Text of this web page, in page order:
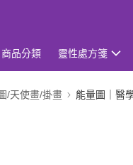
商品分類 靈性處方箋
/天使畫/掛畫 能量圖｜醫